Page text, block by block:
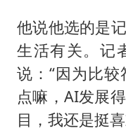
他说他选的是
生活有关。记
说：“因为比
点嘛，AI发展
目，我还是挺